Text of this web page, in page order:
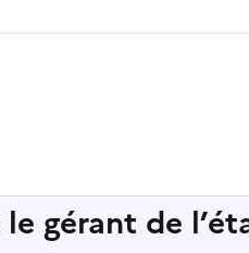
gérant de